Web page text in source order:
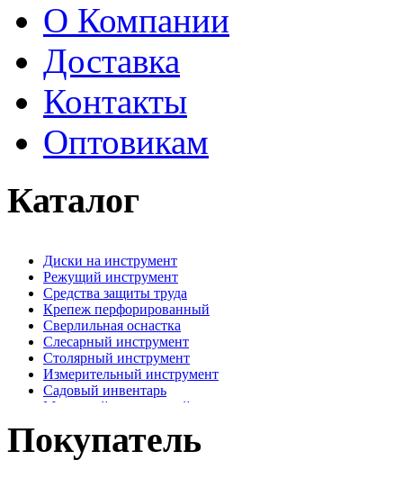
О Компании
Доставка
Контакты
Оптовикам
Каталог
Диски на инструмент
Режущий инструмент
Средства защиты труда
Крепеж перфорированный
Сверлильная оснастка
Слесарный инструмент
Столярный инструмент
Измерительный инструмент
Садовый инвентарь
Малярный, отделочный инструмент
Наждачная бумага
Хозтовары
Покупатель